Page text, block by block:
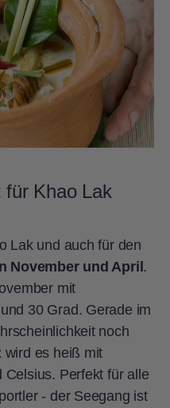
für Khao Lak
Lak und auch für den
November und April.
mit
30 Grad. Gerade im
noch
wird es heiß mit
Celsius. Perfekt für alle
- der Seegang ist